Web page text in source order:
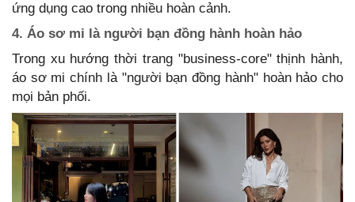
ứng dụng cao trong nhiều hoàn cảnh.
4. Áo sơ mi là người bạn đồng hành hoàn hảo
Trong xu hướng thời trang "business-core" thịnh hành,
áo sơ mi chính là "người bạn đồng hành" hoàn hảo cho
mọi bản phối.